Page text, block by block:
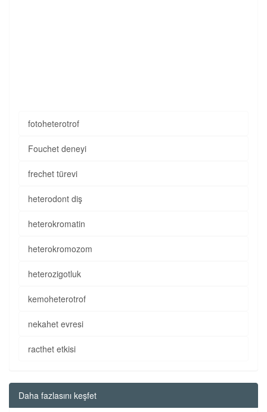
fotoheterotrof
Fouchet deneyi
frechet türevi
heterodont diş
heterokromatin
heterokromozom
heterozigotluk
kemoheterotrof
nekahet evresi
racthet etkisi
Daha fazlasını keşfet